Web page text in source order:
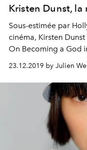
Kristen Dunst,
Sous-estimée par
cinéma, Kirsten
On Becoming a God
férocement le mirage
23.12.2019 by Julien